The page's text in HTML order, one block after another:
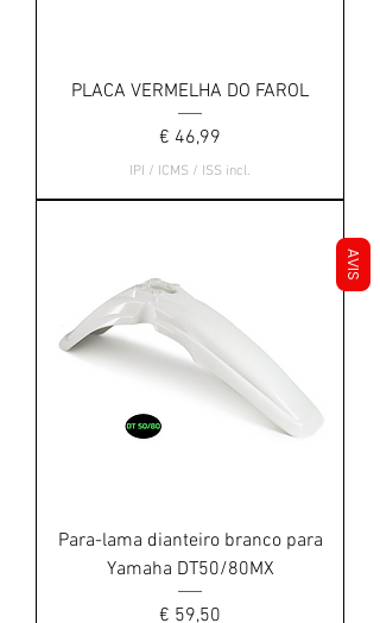
PLACA VERMELHA DO FAROL
Preço
€ 46,99
IPI / ICMS / ISS incl.
Para-lama dianteiro branco para
Yamaha DT50/80MX
Preço
€ 59,50
AVIS